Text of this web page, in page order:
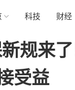
科技 财经
规来
受益